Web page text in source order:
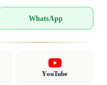
WhatsApp
YouTube